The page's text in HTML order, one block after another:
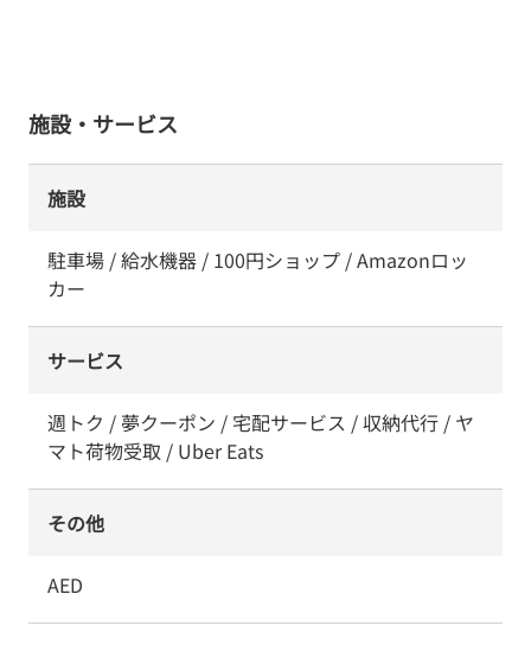
施設・サービス
施設
駐車場 / 給水機器 / 100円ショップ / Amazonロッ
カー
サービス
週トク / 夢クーポン / 宅配サービス / 収納代行 / ヤ
マト荷物受取 / Uber Eats
その他
AED